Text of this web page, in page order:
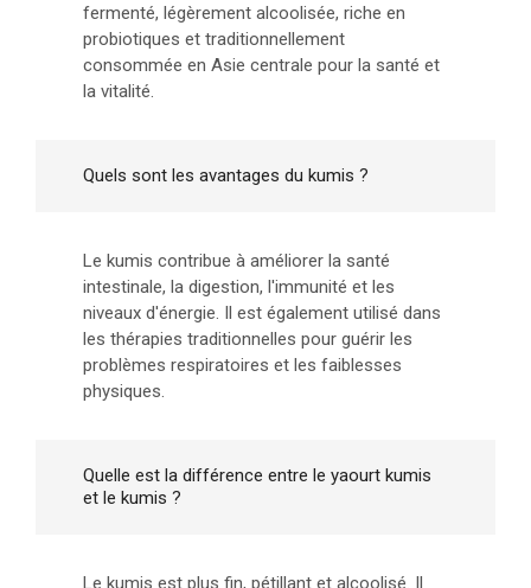
fermenté, légèrement alcoolisée, riche en
probiotiques et traditionnellement
consommée en Asie centrale pour la santé et
la vitalité.
Quels sont les avantages du kumis ?
Le kumis contribue à améliorer la santé
intestinale, la digestion, l'immunité et les
niveaux d'énergie. Il est également utilisé dans
les thérapies traditionnelles pour guérir les
problèmes respiratoires et les faiblesses
physiques.
Quelle est la différence entre le yaourt kumis
et le kumis ?
Le kumis est plus fin, pétillant et alcoolisé. Il